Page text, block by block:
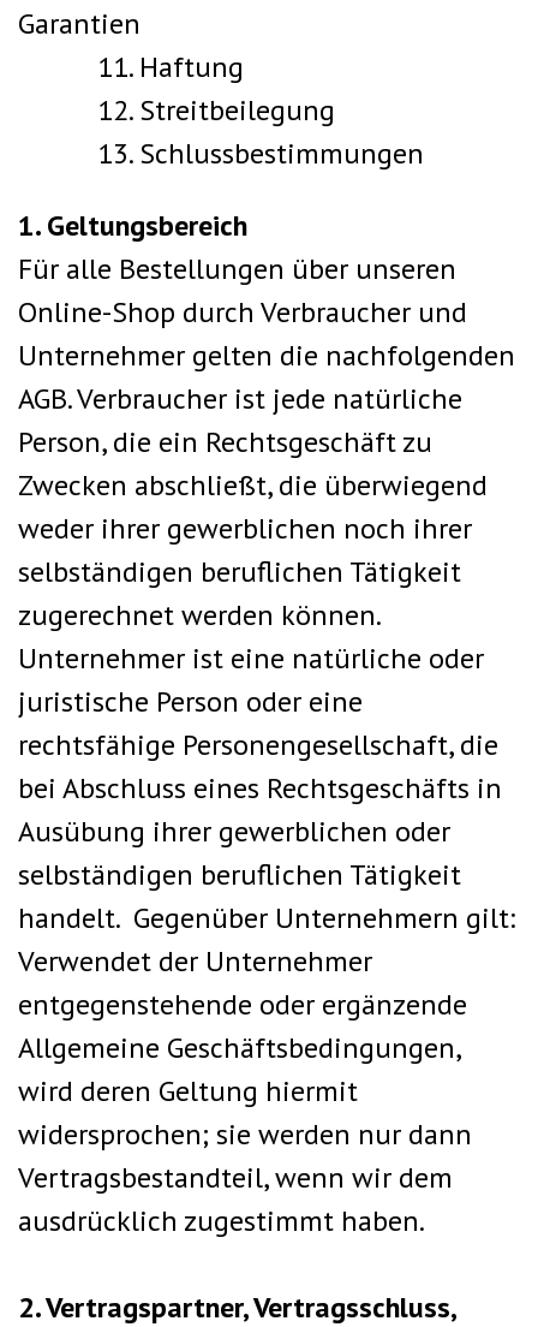
Garantien
11. Haftung
12. Streitbeilegung
13. Schlussbestimmungen
1. Geltungsbereich
Für alle Bestellungen über unseren
Online-Shop durch Verbraucher und
Unternehmer gelten die nachfolgenden
AGB. Verbraucher ist jede natürliche
Person, die ein Rechtsgeschäft zu
Zwecken abschließt, die überwiegend
weder ihrer gewerblichen noch ihrer
selbständigen beruflichen Tätigkeit
zugerechnet werden können.
Unternehmer ist eine natürliche oder
juristische Person oder eine
rechtsfähige Personengesellschaft, die
bei Abschluss eines Rechtsgeschäfts in
Ausübung ihrer gewerblichen oder
selbständigen beruflichen Tätigkeit
handelt. Gegenüber Unternehmern gilt:
Verwendet der Unternehmer
entgegenstehende oder ergänzende
Allgemeine Geschäftsbedingungen,
wird deren Geltung hiermit
widersprochen; sie werden nur dann
Vertragsbestandteil, wenn wir dem
ausdrücklich zugestimmt haben.
2. Vertragspartner, Vertragsschluss,